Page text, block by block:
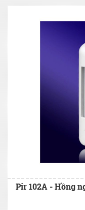
Pir 102A - Hồng